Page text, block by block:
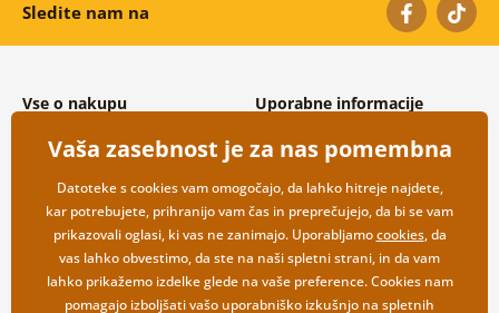
Sledite nam na
Vse o nakupu
Splošni in reklamacijski pogoji
Varovanje osebnih podatkov
Možnosti dostave in plačila
Vračilo blaga
Uporabne informacije
Pogosto zastavljena vprašanja
Kontakti
Veleprodaja
Vaša zasebnost je za nas pomembna
Datoteke s cookies vam omogočajo, da lahko hitreje najdete,
kar potrebujete, prihranijo vam čas in preprečujejo, da bi se vam
prikazovali oglasi, ki vas ne zanimajo. Uporabljamocookies, da
vas lahko obvestimo, da ste na naši spletni strani, in da vam
lahko prikažemo izdelke glede na vaše preference. Cookies nam
pomagajo izboljšati vašo uporabniško izkušnjo na spletnih